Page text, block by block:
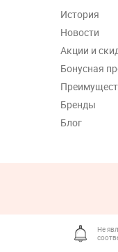
История
Новости
Акции и
Бонусная
Бренды
Блог
Не